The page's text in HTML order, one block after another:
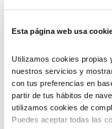
Esta página web usa
Utilizamos cookies propias
nuestros servicios y
con tus preferencias en
partir de tus hábitos de
utilizamos cookies de
Puedes aceptar todas las